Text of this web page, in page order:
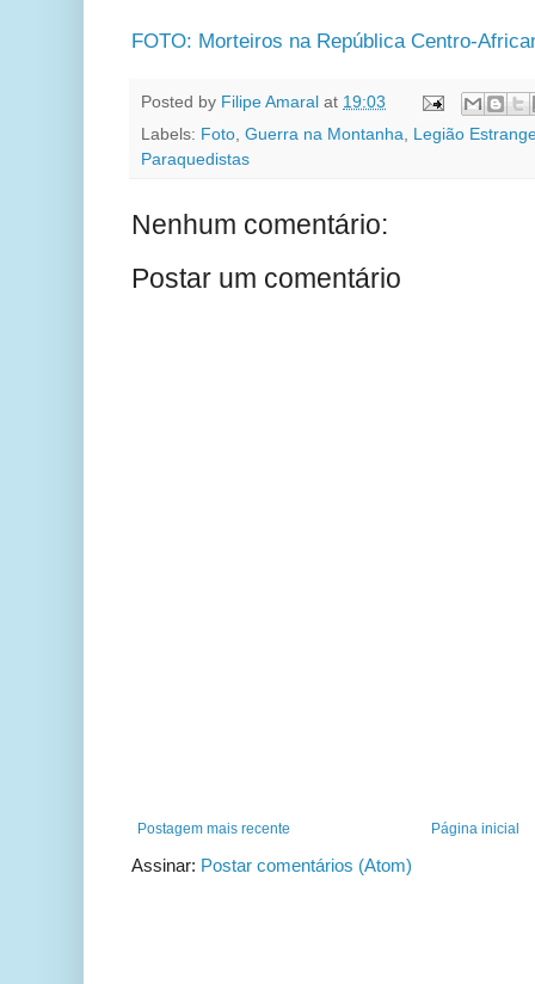
FOTO: Morteiros na República Centro-
Posted by Filipe Amaral at 19:03
Labels: Foto Guerra na Montanha
Legião
Paraquedistas
Nenhum comentário:
Postar um comentário
Postagem mais recente Página inicial
Assinar: Postar comentários (Atom)